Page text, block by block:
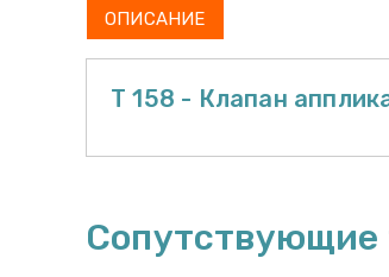
ОПИСАНИЕ
T 158 - Клапан
Сопутствующие